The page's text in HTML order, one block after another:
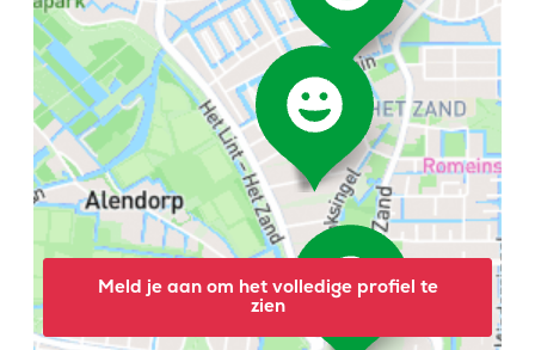
Meld je aan om het volledige profiel te
zien